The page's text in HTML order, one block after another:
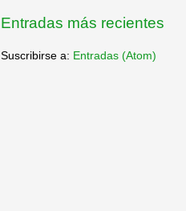
Entradas más recientes
Suscribirse a: Entradas (Atom)